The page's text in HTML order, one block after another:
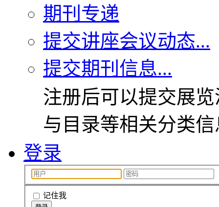
期刊专递
提交讲座会议动态...
提交期刊信息...
注册后可以提交展
与目录等相关分类
登录
记住我